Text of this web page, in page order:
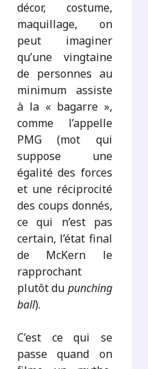
décor, costume,
maquillage, on
peut imaginer
qu’une vingtaine
de personnes au
minimum assiste
à la « bagarre »,
comme l’appelle
PMG (mot qui
suppose une
égalité des forces
et une réciprocité
des coups donnés,
ce qui n’est pas
certain, l’état final
de McKern le
rapprochant
plutôt du punching
ball).
C’est ce qui se
passe quand on